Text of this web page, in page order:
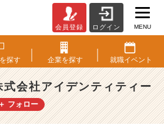
【株
会員登録 ログイン MENU
探す 企業を探す 就職イベント
式会社アイデンティティー
＋ フォロー